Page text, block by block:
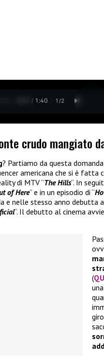
0:28 / 1:40 1 /2
crudo mangiato
? Partiamo da questa
americana che si è fatta
di MTV “The Hills“. In
of Here” e in un episodio di “
e nelle stesso anno debutta
“. Il debutto al cinema
(